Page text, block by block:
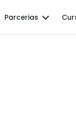
Parcerias